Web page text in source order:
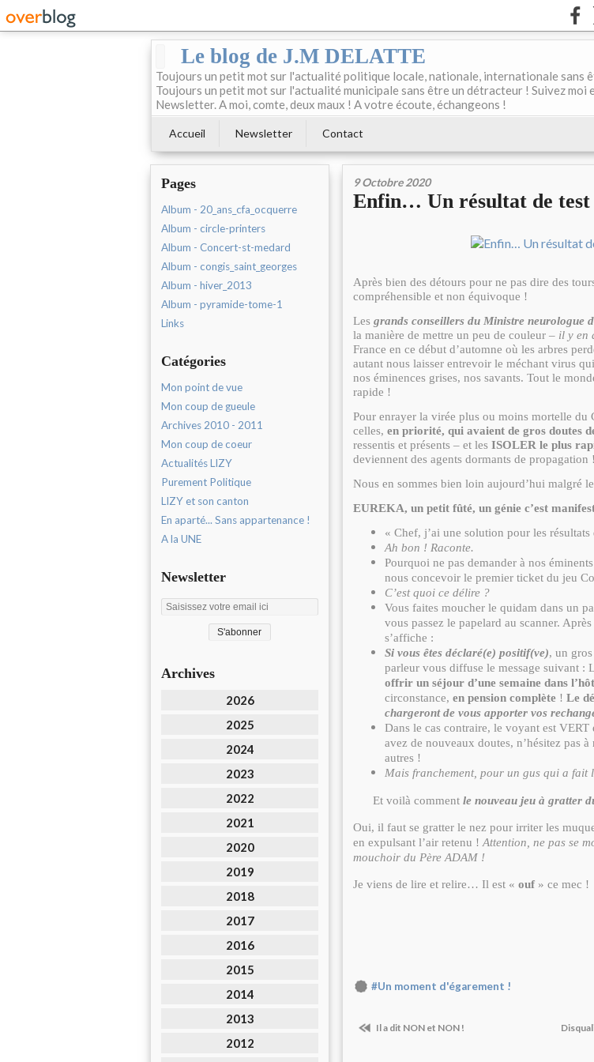
Le blog de J.M DELATTE
Toujours un petit mot sur l'actualité politique locale, nationale, internationale sans
Toujours un petit mot sur l'actualité municipale sans être un détracteur ! Suivez moi
Newsletter. A moi, comte, deux maux ! A votre écoute, échangeons !
Accueil Newsletter Contact
Pages
Album - 20_ans_cfa_ocquerre
Album - circle-printers
Album - Concert-st-medard
Album - congis_saint_georges
Album - hiver_2013
Album - pyramide-tome-1
Links
Catégories
Mon point de vue
Mon coup de gueule
Archives 2010 - 2011
Mon coup de coeur
Actualités LIZY
Purement Politique
LIZY et son canton
En aparté... Sans appartenance !
A la UNE
Newsletter
Archives
2026
2025
2024
2023
2022
2021
2020
2019
2018
2017
2016
2015
2014
2013
2012
9 Octobre 2020
Enfin… Un résultat de
Après bien des détours pour ne pas dire des
compréhensible et non équivoque !
Les grands conseillers du Ministre neurologue
la manière de mettre un peu de couleur – il y en
France en ce début d’automne où les arbres
autant nous laisser entrevoir le méchant virus
nos éminences grises, nos savants. Tout le
rapide !
Pour enrayer la virée plus ou moins mortelle
celles, en priorité, qui avaient de gros doutes
ressentis et présents – et les ISOLER le plus
deviennent des agents dormants de propagation !
Nous en sommes bien loin aujourd’hui malgré
EUREKA, un petit fûté, un génie c’est
« Chef, j’ai une solution pour les
Ah bon ! Raconte.
Pourquoi ne pas demander à nos
nous concevoir le premier ticket du jeu
C’est quoi ce délire ?
Vous faites moucher le quidam dans un
vous passez le papelard au scanner.
s’affiche :
Si vous êtes déclaré(e) positif(ve), un
parleur vous diffuse le message suivant :
offrir un séjour d’une semaine dans
circonstance, en pension complète ! Le
chargeront de vous apporter vos
Dans le cas contraire, le voyant est
avez de nouveaux doutes, n’hésitez pas
autres !
Mais franchement, pour un gus qui a fait
Et voilà comment le nouveau jeu à gratter
Oui, il faut se gratter le nez pour irriter les
en expulsant l’air retenu !Attention, ne pas se
mouchoir du Père ADAM !
Je viens de lire et relire… Il est « ouf » ce mec !
#Un moment d'égarement !
Il a dit NON et NON !